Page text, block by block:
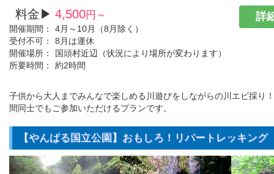
料金▶ 4,500円～
開催期間：
4月～10月（8月除く）
受付不可：
8月は運休
開催場所：
国頭村近辺（状況により場所が変わります）
所要時間：
約2時間
詳
子供から大人までみんなで楽しめる川遊びをしながらの川エビ採り
間同士でもご参加いただけるプランです。
【やんばる国立公園】おもしろ！リバートレッキング